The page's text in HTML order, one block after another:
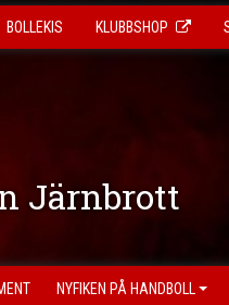
BOLLEKIS KLUBBSHOP
Järnbrott
NYFIKEN PÅ HANDBOLL